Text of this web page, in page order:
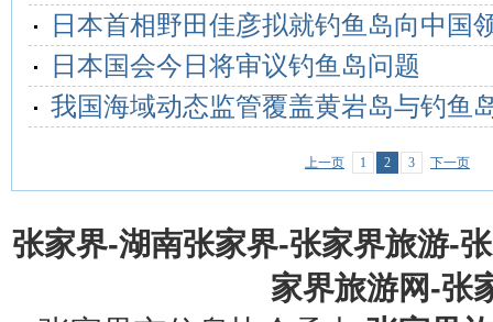
日本首相野田佳彦拟就钓鱼岛向中国
日本国会今日将审议钓鱼岛问题
我国海域动态监管覆盖黄岩岛与钓鱼
上一页 1 2 3 下一页
张家界-湖南张家界-张家界旅游-
家界旅游网-张